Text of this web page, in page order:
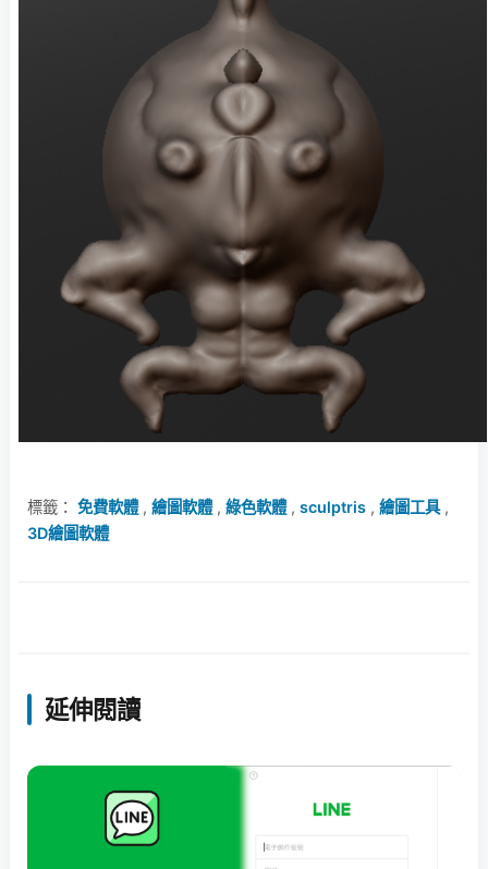
標籤： 免費軟體, 繪圖軟體, 綠色軟體, sculptris , 繪圖工具,
3D繪圖軟體
延伸閱讀